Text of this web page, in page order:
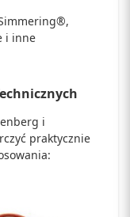
i inne
i
praktycznie